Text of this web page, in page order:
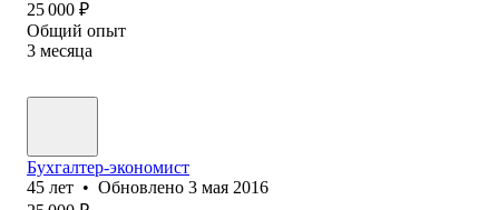
25 000 ₽
Общий опыт
3 месяца
Бухгалтер-экономист
45 лет • Обновлено 3 мая 2016